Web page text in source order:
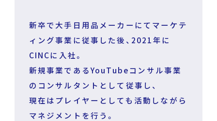
新卒で大手日用品メーカーにてマーケテ
ィング事業に従事した後、2021年に
CINCに入社。
新規事業であるYouTubeコンサル事業
のコンサルタントとして従事し、
現在はプレイヤーとしても活動しながら
マネジメントを行う。